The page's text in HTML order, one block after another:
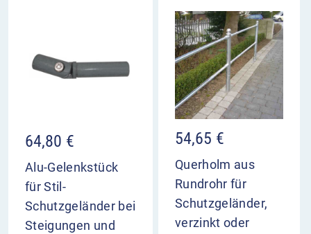
64,80 €
Alu-Gelenkstück
für Stil-
Schutzgeländer bei
Steigungen und
54,65 €
Querholm aus
Rundrohr für
Schutzgeländer,
verzinkt oder